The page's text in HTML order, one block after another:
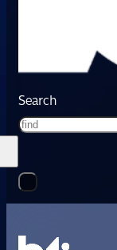
Search